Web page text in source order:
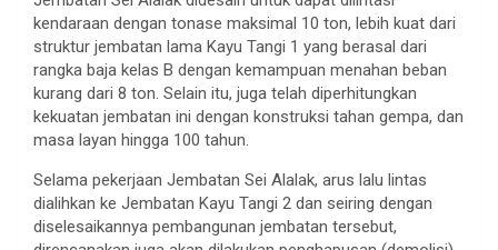
kendaraan dengan tonase maksimal 10 ton, lebih kuat dari
struktur jembatan lama Kayu Tangi 1 yang berasal dari
rangka baja kelas B dengan kemampuan menahan beban
kurang dari 8 ton. Selain itu, juga telah diperhitungkan
kekuatan jembatan ini dengan konstruksi tahan gempa, dan
masa layan hingga 100 tahun.
Selama pekerjaan Jembatan Sei Alalak, arus lalu lintas
dialihkan ke Jembatan Kayu Tangi 2 dan seiring dengan
diselesaikannya pembangunan jembatan tersebut,